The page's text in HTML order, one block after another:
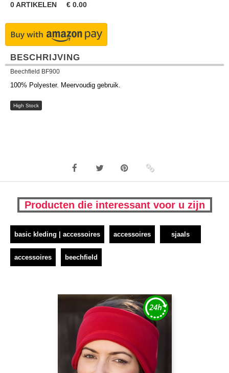
0ARTIKELEN € 0.00
BESCHRIJVING
Beechfield BF900
100% Polyester. Meervoudig gebruik.
High Stock
Producten die interessant voor u zijn
basic kleding | accessoires accessoires sjaals
accessoires beechfield